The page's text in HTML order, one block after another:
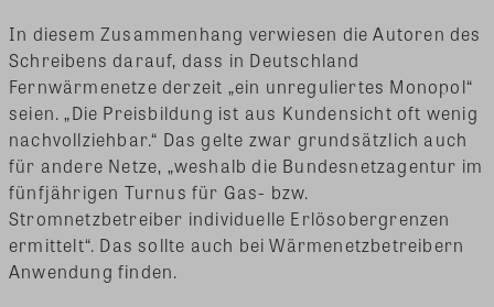
In diesem Zusammenhang verwiesen die Autoren des
Schreibens darauf, dass in Deutschland
Fernwärmenetze derzeit „ein unreguliertes Monopol“
seien. „Die Preisbildung ist aus Kundensicht oft wenig
nachvollziehbar.“ Das gelte zwar grundsätzlich auch
für andere Netze, „weshalb die Bundesnetzagentur im
fünfjährigen Turnus für Gas- bzw.
Stromnetzbetreiber individuelle Erlösobergrenzen
ermittelt“. Das sollte auch bei Wärmenetzbetreibern
Anwendung finden.